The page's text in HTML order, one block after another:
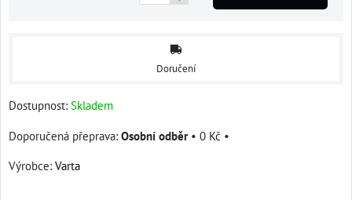
Doručení
Dostupnost: Skladem
Osobní odběr • 0 Kč •
Výrobce: Varta